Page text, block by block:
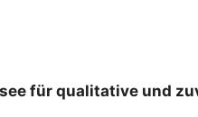
für qualitative und